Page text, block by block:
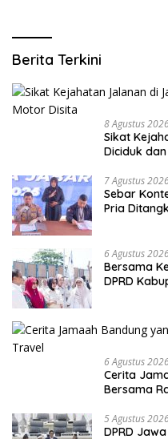
Berita Terkini
8 Agustus
Sikat
Diciduk
7 Agustus
Sebar
Pria
6 Agustus
Bersama
DPRD
6 Agustus
Cerita
Bersama
5 Agustus
DPRD